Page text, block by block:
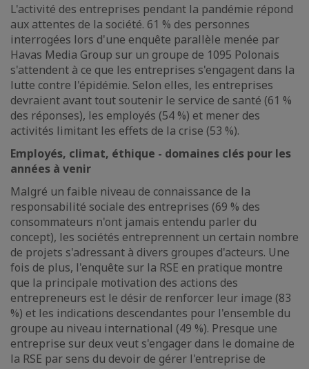
L'activité des entreprises pendant la pandémie répond
aux attentes de la société. 61 % des personnes
interrogées lors d'une enquête parallèle menée par
Havas Media Group sur un groupe de 1095 Polonais
s'attendent à ce que les entreprises s'engagent dans la
lutte contre l'épidémie. Selon elles, les entreprises
devraient avant tout soutenir le service de santé (61 %
des réponses), les employés (54 %) et mener des
activités limitant les effets de la crise (53 %).
Employés, climat, éthique - domaines clés pour les
années à venir
Malgré un faible niveau de connaissance de la
responsabilité sociale des entreprises (69 % des
consommateurs n'ont jamais entendu parler du
concept), les sociétés entreprennent un certain nombre
de projets s'adressant à divers groupes d'acteurs. Une
fois de plus, l'enquête sur la RSE en pratique montre
que la principale motivation des actions des
entrepreneurs est le désir de renforcer leur image (83
%) et les indications descendantes pour l'ensemble du
groupe au niveau international (49 %). Presque une
entreprise sur deux veut s'engager dans le domaine de
la RSE par sens du devoir de gérer l'entreprise de